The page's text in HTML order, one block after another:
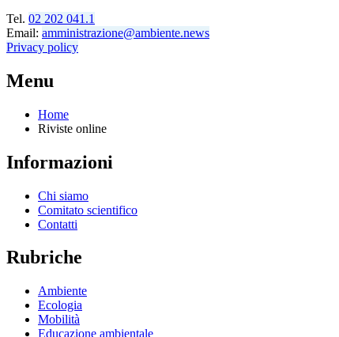
Tel. 02 202 041.1
Email: amministrazione@ambiente.news
Privacy policy
Menu
Home
Riviste online
Informazioni
Chi siamo
Comitato scientifico
Contatti
Rubriche
Ambiente
Ecologia
Mobilità
Educazione ambientale